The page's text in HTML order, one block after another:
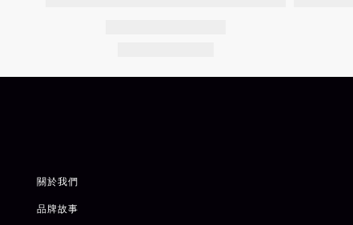
關於我們
品牌故事